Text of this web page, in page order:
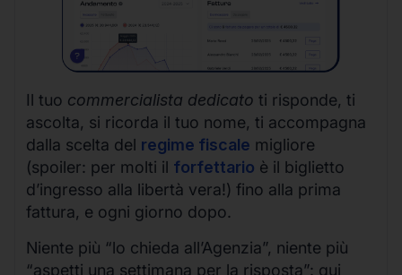
Il tuo commercialista dedicato ti risponde, ti
ascolta, si ricorda il tuo nome, ti accompagna
dalla scelta del regime fiscale migliore
(spoiler: per molti il forfettario è il biglietto
d’ingresso alla libertà vera!) fino alla prima
fattura, e ogni giorno dopo.
Niente più “lo chieda all’Agenzia”, niente più
“aspetti una settimana per la risposta”: qui